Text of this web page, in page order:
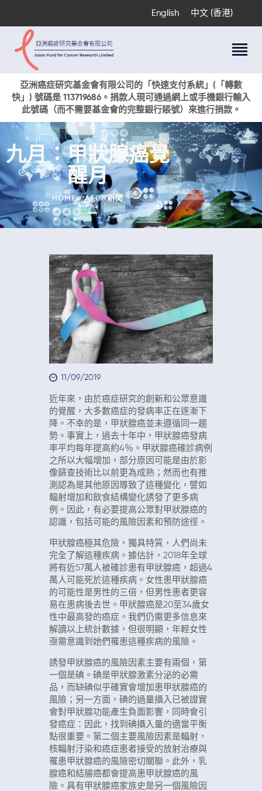
English 中文 (香港)
亞洲癌症研究基金會有限公司的「快速支付系統」(「轉數
快」) 號碼是 113719686。捐款人現可通過網上或手機銀行輸入
此號碼（而不需要基金會的完整銀行賬號）來進行捐款。
九月：甲狀腺癌覺
醒月
HOME AFCR新聞
關於我們
科研項目
活動與獎項
新聞
捐款支持
現在捐贈
11/09/2019
近年來，由於癌症研究的創新和公眾意識
的覺醒，大多數癌症的發病率正在逐漸下
降。不幸的是，甲狀腺癌並未遵循同一趨
勢。事實上，過去十年中，甲狀腺癌發病
率平均每年提高約4％。甲狀腺癌確診病例
之所以大幅增加，部分原因可能是由於影
像篩查技術比以前更為成熟；然而也有推
測認為是其他原因導致了這種變化，譬如
輻射增加和飲食結構變化誘發了更多病
例。因此，有必要提高公眾對甲狀腺癌的
認識，包括可能的風險因素和預防途徑。
甲狀腺癌極其危險，獨具特質，人們尚未
完全了解這種疾病。據估計，2018年全球
將有近57萬人被確診患有甲狀腺癌，超過4
萬人可能死於這種疾病。女性患甲狀腺癌
的可能性是男性的三倍，但男性患者更容
易在患病後去世。甲狀腺癌是20至34歲女
性中最高發的癌症。我們仍需更多信息來
解讀以上統計數據，但很明顯，年輕女性
亟需意識到她們罹患這種疾病的風險。
誘發甲狀腺癌的風險因素主要有兩個，第
一個是碘。碘是甲狀腺激素分泌的必需
品，而缺碘似乎確實會增加患甲狀腺癌的
風險；另一方面，碘的過量攝入已被證實
會對甲狀腺功能產生負面影響，同時會引
發癌症：因此，找到碘攝入量的適當平衡
點很重要。第二個主要風險因素是輻射，
核輻射汙染和癌症患者接受的放射治療與
罹患甲狀腺癌的風險密切關聯。此外，乳
腺癌和結腸癌都會提高患甲狀腺癌的風
險。具有甲狀腺癌家族史是另一個風險因